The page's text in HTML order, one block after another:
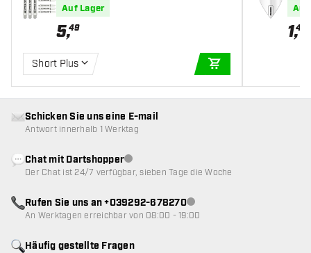
afts
Auf Lager
5,49
Short Plus
ts
Auf
1,45
Häufig gestellte Fragen
Schicken Sie uns eine E-mail
Antwort innerhalb 1 Werktag
Chat mit DartshopperKundenservice nicht verfügbar
Der Chat ist 24/7 verfügbar, sieben Tage die Woche
Rufen Sie uns an +039292-678270Kundenservice nicht
An Werktagen erreichbar von 08:00 - 19:00